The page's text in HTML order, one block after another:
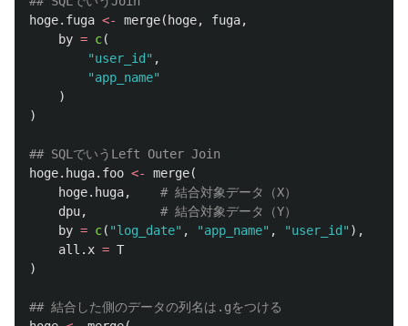
hoge.fuga <- merge( hoge, fuga,
by = c(
"user_id" ,
"app_name"
)
)
## SQLでいうLeft Outer Join
hoge.huga.foo <- merge(
hoge.huga,
# 結合対象データ（X）
dpu,
# 結合対象データ（Y）
by = c( "log_date" , "app_name" , "user_id" ),
all.x = T
)
## 結合した側のデータの列名は.gをつける